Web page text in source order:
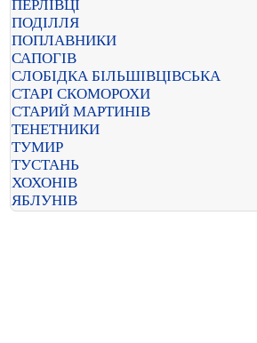
ПЕРЛІВЦІ
ПОДІЛЛЯ
ПОПЛАВНИКИ
САПОГІВ
СЛОБІДКА БІЛЬШІВЦІВСЬКА
СТАРІ СКОМОРОХИ
СТАРИЙ МАРТИНІВ
ТЕНЕТНИКИ
ТУМИР
ТУСТАНЬ
ХОХОНІВ
ЯБЛУНІВ